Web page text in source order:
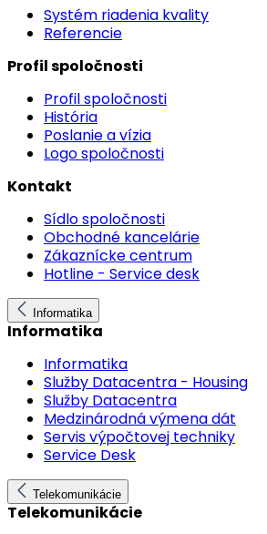
Systém riadenia kvality
Referencie
Profil spoločnosti
Profil spoločnosti
História
Poslanie a vízia
Logo spoločnosti
Kontakt
Sídlo spoločnosti
Obchodné kancelárie
Zákaznícke centrum
Hotline - Service desk
Informatika
Informatika
Informatika
Služby Datacentra - Housing
Služby Datacentra
Medzinárodná výmena dát
Servis výpočtovej techniky
Service Desk
Telekomunikácie
Telekomunikácie